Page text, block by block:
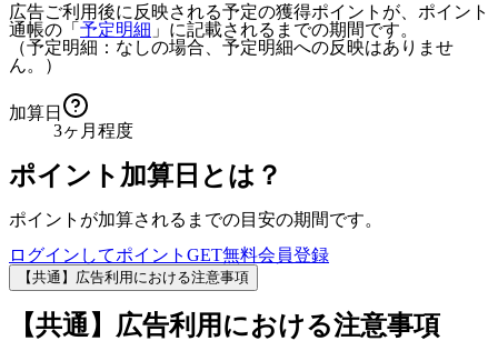
広告ご利用後に反映される予定の獲得ポイントが、ポイント
通帳の「 予定明細 」に記載されるまでの期間です。
（予定明細：なしの場合、予定明細への反映はありませ
ん。）
加算日
3ヶ月程度
ポイント加算日とは？
ポイントが加算されるまでの目安の期間です。
ログインしてポイントGET無料会員登録
【共通】広告利用における注意事項
【共通】広告利用における注意事項